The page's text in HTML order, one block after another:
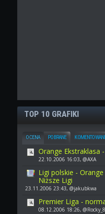
TOP 10 GRAFIKI
OCENA POBRANE
Orange Ekstraklasa
22.10.2006 16:03, @AXA
Ligi polskie -
Niższe Ligi
23.11.2006 23:43, @jakubkwa
Premier Liga -
08.12.2006 18:26,